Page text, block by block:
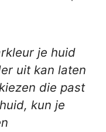
je huid
uit kan laten
die past
kun je